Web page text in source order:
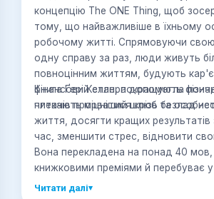
концепцію The ONE Thing, щоб
тому, що найважливіше в їхньому
робочому житті. Спрямовуючи свою
одну справу за раз, люди живуть
повноцінним життям, будують
фінансовий стан, покращують
плекають міцніший шлюб та
Книга Ґері Келлера допомогла
читачів прорватися крізь безлад
життя, досягти кращих
час, зменшити стрес, відновити
Вона перекладена на понад 40 мов,
книжковими преміями й перебуває
найкращих бізнес-книг усіх часів за
Читати далі▾